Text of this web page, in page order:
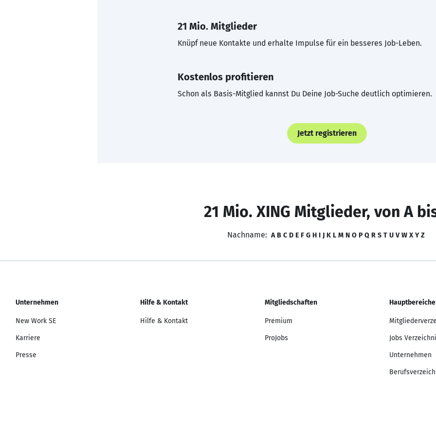
21 Mio. Mitglieder
Knüpf neue Kontakte und erhalte Impulse für ein besseres Job-Leben.
Kostenlos profitieren
Schon als Basis-Mitglied kannst Du Deine Job-Suche deutlich optimieren.
Jetzt registrieren
21 Mio. XING Mitglieder, von A
Nachname: A B C D E F G H I J K L M N O P Q R S T U V W X Y Z
Unternehmen
New Work SE
Karriere
Presse
Hilfe & Kontakt
Hilfe & Kontakt
Mitgliedschaften
Premium
ProJobs
Hauptbereiche
Jobs
Unternehmen